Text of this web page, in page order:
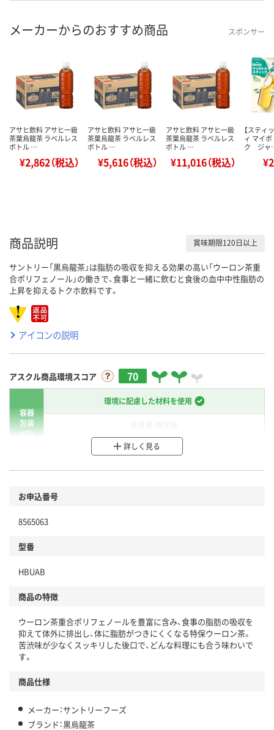
メーカーからのおすすめ商品 スポンサー
アサヒ飲料 アサヒ一級
茶葉烏龍茶 ラベルレス
ボトル …
¥2,862（税込）
アサヒ飲料 アサヒ一級
茶葉烏龍茶 ラベルレス
ボトル …
¥5,616（税込）
アサヒ飲料 アサヒ一級
茶葉烏龍茶 ラベルレス
ボトル …
¥11,016（税込）
【スティ
ィ マイ
ク ジ
商品説明 賞味期限120日以上
サントリー「黒烏龍茶」は脂肪の吸収を抑える効果の高い「ウーロン茶重
合ポリフェノール」の働きで、食事と一緒に飲むと食後の血中中性脂肪の
上昇を抑えるトクホ飲料です。
アイコンの説明
アスクル商品環境スコア 70
容器
包装
環境に配慮した材料を使用
分別・リサイクルしやすい設計
商品
本体
仕組
この商品の環境配慮ポイントです。下記商品詳細「
アスクル商品環境スコア詳細／加点項目
」で確認できます。
詳しく見る
お申込番号
8565063
型番
HBUAB
商品の特徴
ウーロン茶重合ポリフェノールを豊富に含み、食事の脂肪の吸収を
抑えて体外に排出し、体に脂肪がつきにくくなる特保ウーロン茶。
苦渋味が少なくスッキリした後口で、どんな料理にも合う味わいで
す。
商品仕様
メーカー：サントリーフーズ
ブランド：黒烏龍茶